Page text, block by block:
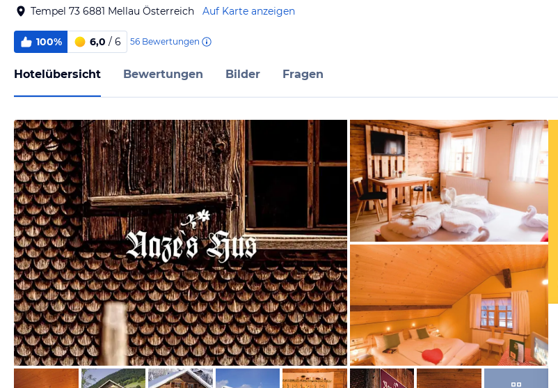
Tempel 73 6881 Mellau Österreich Auf Karte anzeigen
100% 6,0 / 6 56 Bewertungen
Hotelübersicht Bewertungen Bilder Fragen
von Booking.com